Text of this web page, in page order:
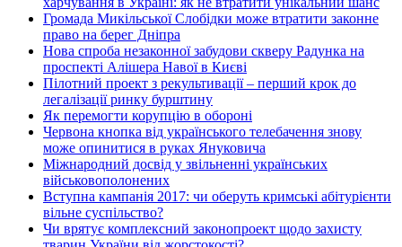
Громада Микільської Слобідки може втратити законне
право на берег Дніпра
Нова спроба незаконної забудови скверу Радунка на
проспекті Алішера Навої в Києві
Пілотний проект з рекультивації – перший крок до
легалізації ринку бурштину
Як перемогти корупцію в обороні
Червона кнопка від українського телебачення знову
може опинитися в руках Януковича
Міжнародний досвід у звільненні українських
військовополонених
Вступна кампанія 2017: чи оберуть кримські абітурієнти
вільне суспільство?
Чи врятує комплексний законопроект щодо захисту